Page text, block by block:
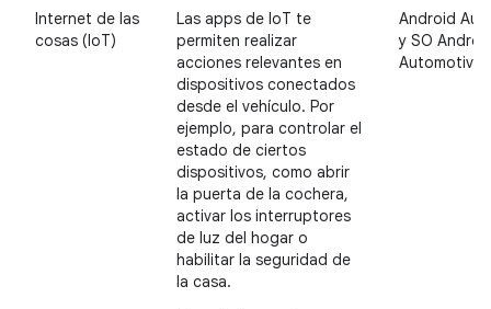
Internet de las
cosas (IoT)
Las apps de IoT te
permiten realizar
acciones relevantes en
dispositivos conectados
desde el vehículo. Por
ejemplo, para controlar el
estado de ciertos
dispositivos, como abrir
la puerta de la cochera,
activar los interruptores
de luz del hogar o
habilitar la seguridad de
la casa.
Android
y SO
Automotive